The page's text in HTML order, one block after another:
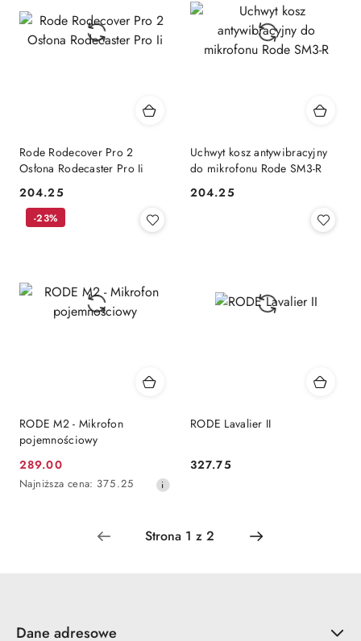
Rode Rodecover Pro 2
Osłona Rodecaster Pro Ii
Cena:
204.25
Uchwyt kosz antywibracyjny
do mikrofonu Rode SM3-R
Cena:
204.25
RODE M2 - Mikrofon
pojemnościowy
Cena
promocyjna:
289.00
Najniższa
Najniższa cena: 375.25
-23%
RODE Lavalier II
Cena:
327.75
Dane adresowe